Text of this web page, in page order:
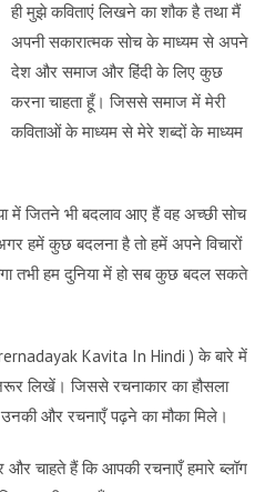
ही मुझे कविताएं लिखने का शौक है तथा मैं
अपनी सकारात्मक सोच के माध्यम से अपने
देश और समाज और हिंदी के लिए कुछ
करना चाहता हूँ। जिससे समाज में मेरी
कविताओं के माध्यम से मेरे शब्दों के माध्यम
में जितने भी बदलाव आए हैं वह अच्छी सोच
हमें कुछ बदलना है तो हमें अपने विचारों
तभी हम दुनिया में हो सब कुछ बदल सकते
Kavita In Hindi ) के बारे में
लिखें। जिससे रचनाकार का हौसला
और रचनाएँ पढ़ने का मौका मिले।
चाहते हैं कि आपकी रचनाएँ हमारे ब्लॉग